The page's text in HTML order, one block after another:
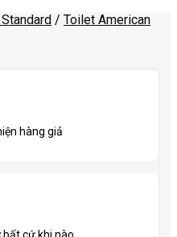
/ Toilet American
hàng giả